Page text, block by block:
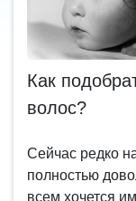
Как
волос?
Сейчас редко
полностью
всем хочется